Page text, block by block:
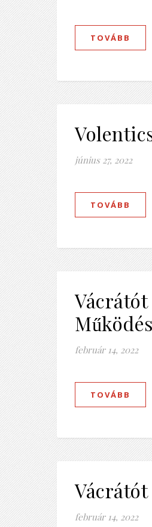
TOVÁBB
június 27, 2022
TOVÁBB
február 14, 2022
TOVÁBB
február 14, 2022